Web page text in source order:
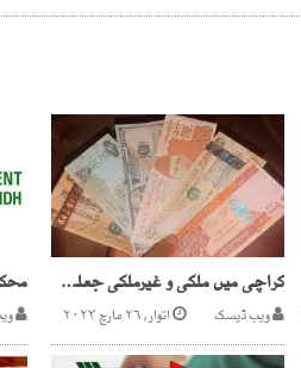
کراچی میں ملکی و غیرملکی جعلی کرنسی نوٹوں کی گردش کا انکشاف
ویب ڈیسک اتوار, ۲۶ مارچ ۲۰۲۳